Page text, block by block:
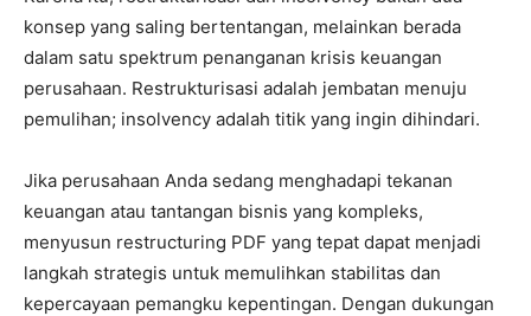
konsep yang saling bertentangan, melainkan berada
dalam satu spektrum penanganan krisis keuangan
perusahaan. Restrukturisasi adalah jembatan menuju
pemulihan; insolvency adalah titik yang ingin dihindari.
Jika perusahaan Anda sedang menghadapi tekanan
keuangan atau tantangan bisnis yang kompleks,
menyusun restructuring PDF yang tepat dapat menjadi
langkah strategis untuk memulihkan stabilitas dan
kepercayaan pemangku kepentingan. Dengan dukungan